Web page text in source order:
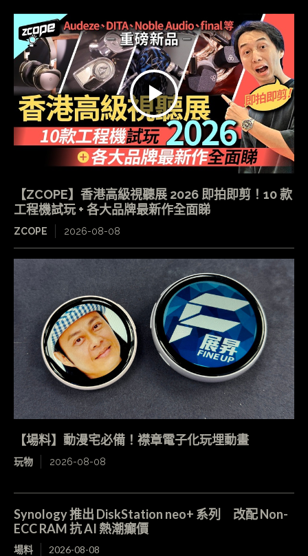
【ZCOPE】香港高級視聽展 2026 即拍即剪！10 款
工程機試玩 + 各大品牌最新作全面睇
ZCOPE 2026-08-08
【場料】動漫宅必備！襟章電子化玩埋動畫
玩物 2026-08-08
Synology 推出 DiskStation neo+ 系列 改配 Non-
ECC RAM 抗 AI 熱潮癲價
場料 2026-08-08